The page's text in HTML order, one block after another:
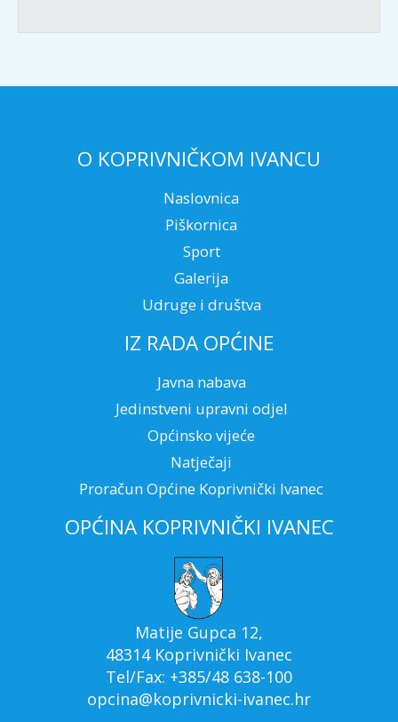
O KOPRIVNIČKOM IVANCU
Naslovnica
Piškornica
Sport
Galerija
Udruge i društva
IZ RADA OPĆINE
Javna nabava
Jedinstveni upravni odjel
Općinsko vijeće
Natječaji
Proračun Općine Koprivnički Ivanec
OPĆINA KOPRIVNIČKI IVANEC
Matije Gupca 12,
48314 Koprivnički Ivanec
Tel/Fax: +385/48 638-100
opcina@koprivnicki-ivanec.hr